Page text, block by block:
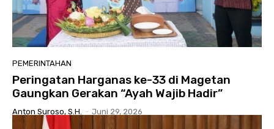
PEMERINTAHAN
Peringatan Harganas ke-33 di Magetan
Gaungkan Gerakan “Ayah Wajib Hadir”
Anton Suroso, S.H. - Juni 29, 2026